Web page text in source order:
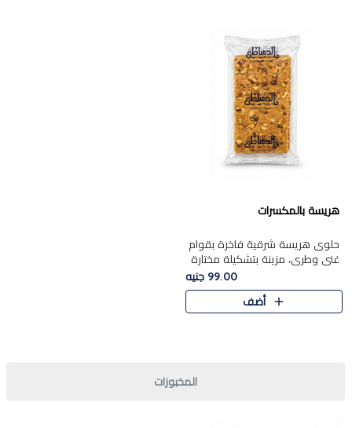
هريسة بالمكسرات
حلوى هريسة شرقية فاخرة بقوام
غني وطري، مزينة بتشكيلة مختارة
من المكسرات الفاخرة التي تضيف
قرمشة مميزة ونكهة غنية في كل
قطعة. تجمع بين المذاق..
99.00 جنيه
أضف
المخبوزات